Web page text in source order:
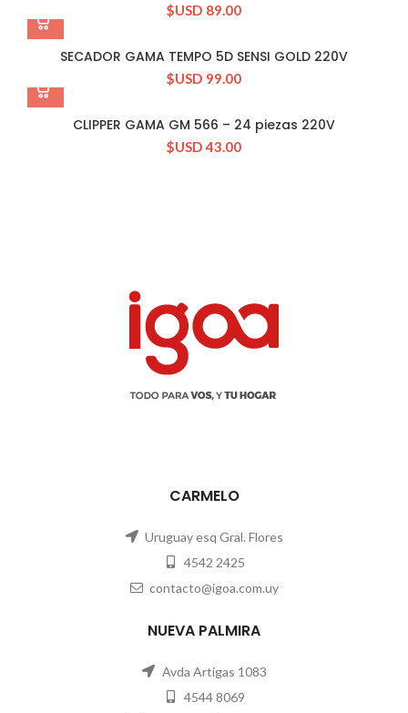
$USD 89.00
SECADOR GAMA TEMPO 5D SENSI GOLD 220V
$USD 99.00
CLIPPER GAMA GM 566 – 24 piezas 220V
$USD 43.00
CARMELO
Uruguay esq Gral. Flores
4542 2425
contacto@igoa.com.uy
NUEVA PALMIRA
Avda Artigas 1083
4544 8069